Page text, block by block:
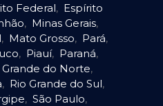
Federal, Espírito
, Minas Gerais,
, Mato Grosso, Pará,
, Piauí, Paraná,
Grande do Norte,
, Rio Grande do Sul,
, São Paulo,